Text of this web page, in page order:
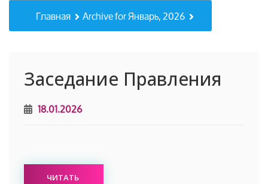
Главная Archive for Январь, 2026
Заседание Правления
18.01.2026
ЧИТАТЬ